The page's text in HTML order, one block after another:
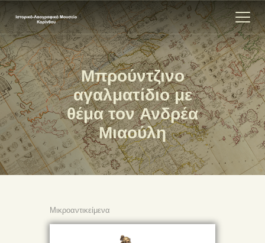
Μπρούντζινο
αγαλματίδιο με
θέμα τον Ανδρέα
Μιαούλη
ΑΡΧΙΚΗ
ΕΚΘΕΣΗ
ΣΧΕΤΙΚΑ
ΕΠΙΚΟΙΝΩΝΊΑ
Μικροαντικείμενα